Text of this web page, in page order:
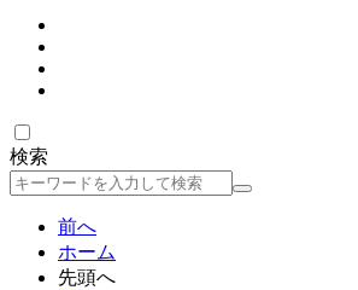
検索
検
前へ
ホーム
先頭へ